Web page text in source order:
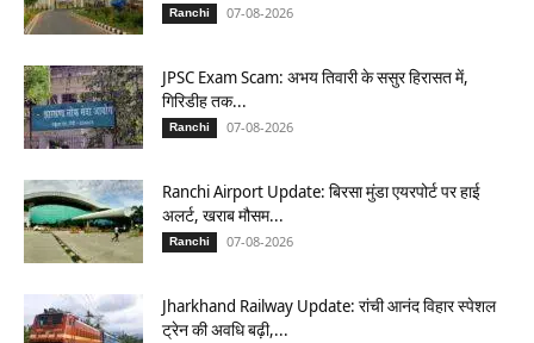
Ranchi 07-08-2026
JPSC Exam Scam: अभय तिवारी के ससुर हिरासत में,
गिरिडीह तक...
Ranchi 07-08-2026
Ranchi Airport Update: बिरसा मुंडा एयरपोर्ट पर हाई
अलर्ट, खराब मौसम...
Ranchi 07-08-2026
Jharkhand Railway Update: रांची आनंद विहार स्पेशल
ट्रेन की अवधि बढ़ी,...